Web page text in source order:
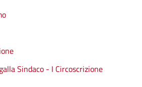
Sindaco - I Circoscrizione